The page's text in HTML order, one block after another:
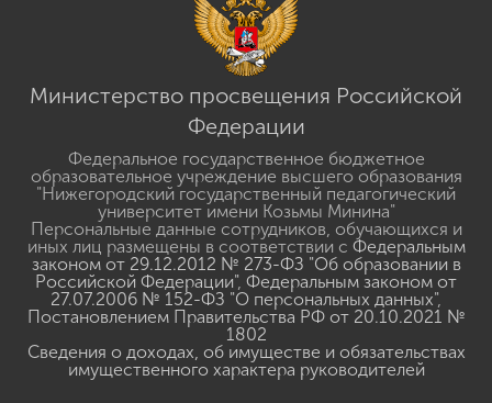
Министерство просвещения Российской
Федерации
Федеральное государственное бюджетное
образовательное учреждение высшего образования
"Нижегородский государственный педагогический
университет имени Козьмы Минина"
Персональные данные сотрудников, обучающихся и
иных лиц размещены в соответствии с Федеральным
законом от 29.12.2012 № 273-ФЗ "Об образовании в
Российской Федерации", Федеральным законом от
27.07.2006 № 152-ФЗ "О персональных данных",
Постановлением Правительства РФ от 20.10.2021 №
1802
Сведения о доходах, об имуществе и обязательствах
имущественного характера руководителей